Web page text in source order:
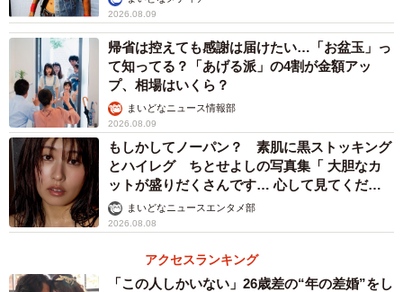
実際に使ってみると、その“ラーメン屋感”は想像以上だった
といいます。
「見た目が昔ながらのラーメン屋にあるものと完全に一致
していて。氷水を入れて持ち上げると『カラカラ』って音
がして、それがもう完全にラーメン屋。飲み物を注ぐだけ
で、気分は店内です」
食卓にピッチャーを置くと、その存在感はすぐに話題の中
心になるそうで、「遊びに来た人のほとんどが、第一声
『うわぁ……』って反応します。あまりにラーメン屋すぎ
て（笑）。最近は『今もまだあれ使ってるの？』とネタに
2026.08.09
帰省は控えても感謝は届けたい…「お盆玉」っ
て知ってる？「あげる派」の4割が金額アッ
プ、相場はいくら？
まいどなニュース情報部
2026.08.09
もしかしてノーパン？ 素肌に黒ストッキング
とハイレグ ちとせよしの写真集「 大胆なカ
ットが盛りだくさんです… 心して見てくださ
い」まいどなニュースエンタメ部
2026.08.08
アクセスランキング
「この人しかいない」26歳差の“年の差婚”をし